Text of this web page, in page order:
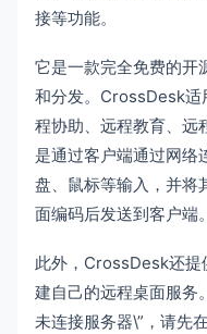
接等功能。
它是一款完全免费的开
和分发。CrossDesk适
程协助、远程教育、远
是通过客户端通过网络
盘、鼠标等输入，并将
面编码后发送到客户端。
此外，CrossDesk还提
建自己的远程桌面服务
未连接服务器\”，请先